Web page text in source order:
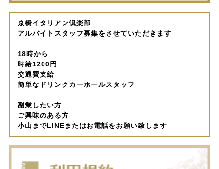
京橋イタリアン倶楽部
アルバイトスタッフ募集をさせていただきます
18時から
時給1200円
交通費支給
簡単なドリンクカーホールスタッフ
副業したい方
ご興味のある方
小山までLINEまたはお電話をお願い致します